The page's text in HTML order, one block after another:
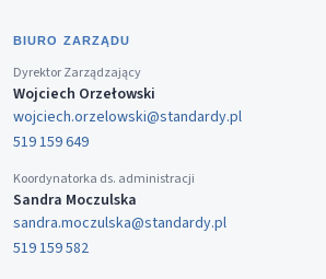
BIURO ZARZĄDU
Dyrektor Zarządzający
Wojciech Orzełowski
wojciech.orzelowski@standardy.pl
519 159 649
Koordynatorka ds. administracji
Sandra Moczulska
sandra.moczulska@standardy.pl
519 159 582